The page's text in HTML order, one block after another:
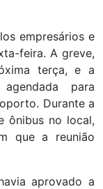
empresários e
feira. A greve,
terça, e a
para
Durante a
ônibus no local,
que a reunião
aprovado a